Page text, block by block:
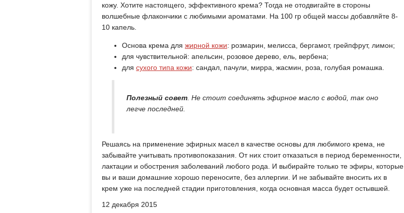
кожу. Хотите настоящего, эффективного крема? Тогда не отодвигайте в стороны
волшебные флакончики с любимыми ароматами. На 100 гр общей массы добавляйте 8-
10 капель.
Основа крема для жирной кожи: розмарин, мелисса, бергамот, грейпфрут, лимон;
для чувствительной: апельсин, розовое дерево, ель, вербена;
для сухого типа кожи: сандал, пачули, мирра, жасмин, роза, голубая ромашка.
Полезный совет . Не стоит соединять эфирное масло с водой, так оно
легче последней.
Решаясь на применение эфирных масел в качестве основы для любимого крема, не
забывайте учитывать противопоказания. От них стоит отказаться в период беременности,
лактации и обострения заболеваний любого рода. И выбирайте только те эфиры, которые
вы и ваши домашние хорошо переносите, без аллергии. И не забывайте вносить их в
крем уже на последней стадии приготовления, когда основная масса будет остывшей.
12 декабря 2015